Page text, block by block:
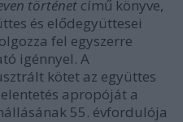
történet című könyve,
és elődegyüttesei
fel egyszerre
igénnyel. A
kötet az együttes
apropóját a
55. évfordulója